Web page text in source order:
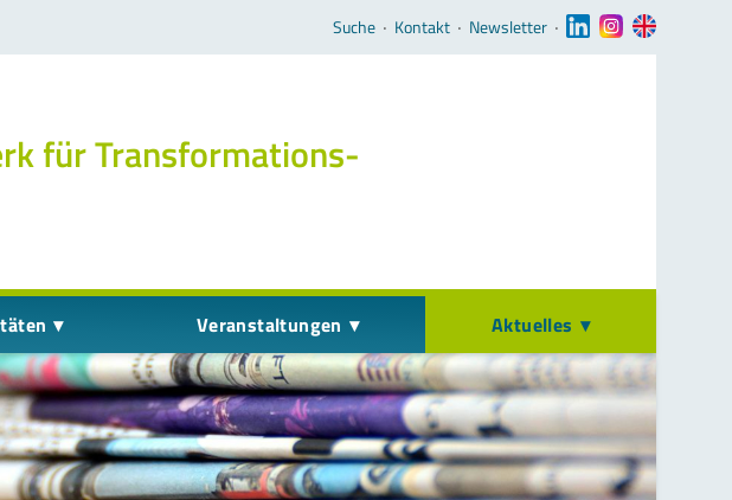
Navigation überspringen
Suche ‧ Kontakt ‧ Newsletter ‧
für Transformations­
Veranstaltungen Aktuelles